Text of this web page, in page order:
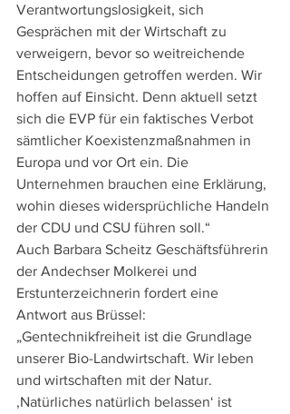
Verantwortungslosigkeit, sich
Gesprächen mit der Wirtschaft zu
verweigern, bevor so weitreichende
Entscheidungen getroffen werden. Wir
hoffen auf Einsicht. Denn aktuell setzt
sich die EVP für ein faktisches Verbot
sämtlicher Koexistenzmaßnahmen in
Europa und vor Ort ein. Die
Unternehmen brauchen eine Erklärung,
wohin dieses widersprüchliche Handeln
der CDU und CSU führen soll.“
Auch Barbara Scheitz Geschäftsführerin
der Andechser Molkerei und
Erstunterzeichnerin fordert eine
Antwort aus Brüssel:
„Gentechnikfreiheit ist die Grundlage
unserer Bio-Landwirtschaft. Wir leben
und wirtschaften mit der Natur.
‚Natürliches natürlich belassen‘ ist